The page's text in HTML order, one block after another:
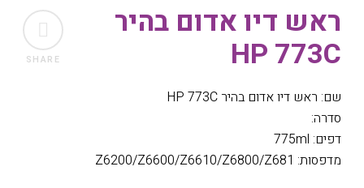
SHARE
ראש דיו אדום בהיר
HP 773C
שם: ראש דיו אדום בהיר HP 773C
סדרה:
דפים: 775ml
מדפסות: Z6200/Z6600/Z6610/Z6800/Z681